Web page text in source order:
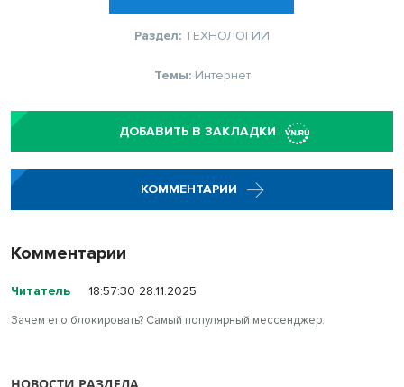
Раздел: ТЕХНОЛОГИИ
Темы: Интернет
ДОБАВИТЬ В ЗАКЛАДКИ
КОММЕНТАРИИ
Комментарии
Читатель 18:57:30 28.11.2025
Зачем его блокировать? Самый популярный мессенджер.